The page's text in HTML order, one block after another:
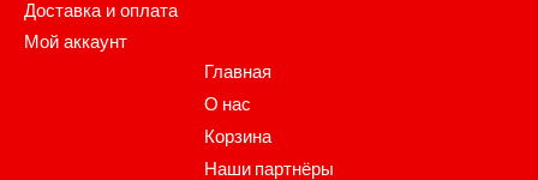
Доставка и оплата
Мой аккаунт
Главная
О нас
Корзина
Наши партнёры